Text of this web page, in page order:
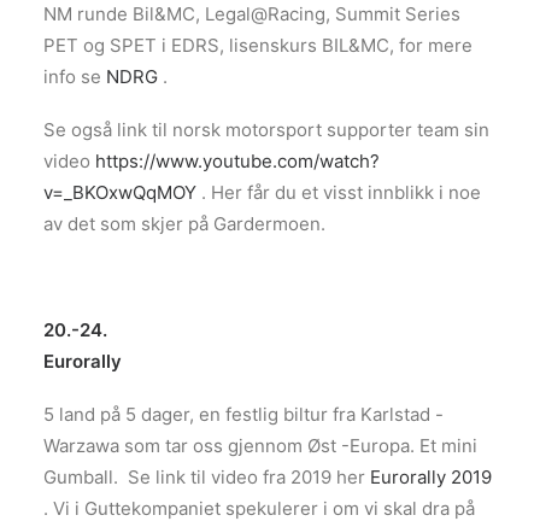
NM runde Bil&MC, Legal@Racing, Summit Series
PET og SPET i EDRS, lisenskurs BIL&MC, for mere
info se NDRG .
Se også link til norsk motorsport supporter team sin
video https://www.youtube.com/watch?
v=_BKOxwQqMOY . Her får du et visst innblikk i noe
av det som skjer på Gardermoen.
20.-24.
Eurorally
5 land på 5 dager, en festlig biltur fra Karlstad -
Warzawa som tar oss gjennom Øst -Europa. Et mini
Gumball. Se link til video fra 2019 her Eurorally 2019
. Vi i Guttekompaniet spekulerer i om vi skal dra på